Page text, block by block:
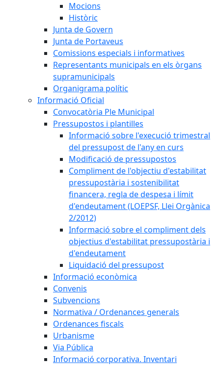
Mocions
Històric
Junta de Govern
Junta de Portaveus
Comissions especials i informatives
Representants municipals en els òrgans
supramunicipals
Organigrama polític
Informació Oficial
Convocatòria Ple Municipal
Pressupostos i plantilles
Informació sobre l'execució trimestral
del pressupost de l'any en curs
Modificació de pressupostos
Compliment de l'objectiu d'estabilitat
pressupostària i sostenibilitat
financera, regla de despesa i límit
d'endeutament (LOEPSF, Llei Orgànica
2/2012)
Informació sobre el compliment dels
objectius d'estabilitat pressupostària i
d'endeutament
Liquidació del pressupost
Informació econòmica
Convenis
Subvencions
Normativa / Ordenances generals
Ordenances fiscals
Urbanisme
Via Pública
Informació corporativa. Inventari